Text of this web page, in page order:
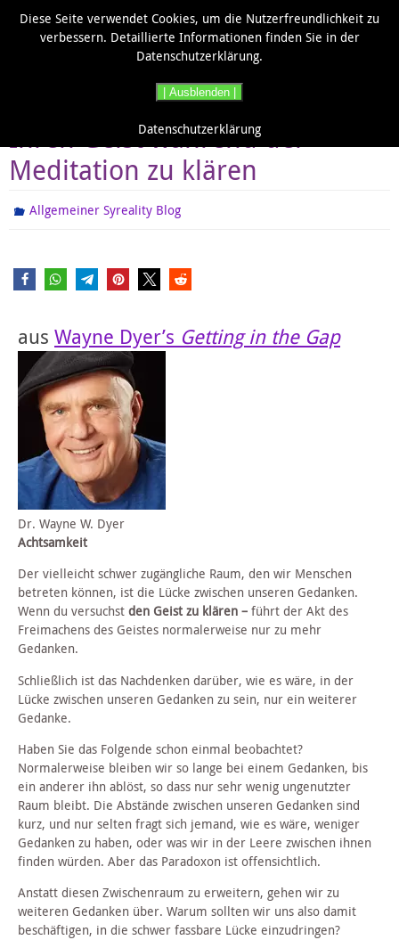
4 kraftvolle Gewohnheiten, um
Ihren Geist während der
Meditation zu klären
Allgemeiner Syreality Blog
aus Wayne Dyer’s Getting in the Gap
Dr. Wayne W. Dyer
Achtsamkeit
Der vielleicht schwer zugängliche Raum, den wir Menschen
betreten können, ist die Lücke zwischen unseren Gedanken.
Wenn du versuchst den Geist zu klären – führt der Akt des
Freimachens des Geistes normalerweise nur zu mehr
Gedanken.
Schließlich ist das Nachdenken darüber, wie es wäre, in der
Lücke zwischen unseren Gedanken zu sein, nur ein weiterer
Gedanke.
Haben Sie das Folgende schon einmal beobachtet?
Normalerweise bleiben wir so lange bei einem Gedanken, bis
ein anderer ihn ablöst, so dass nur sehr wenig ungenutzter
Raum bleibt. Die Abstände zwischen unseren Gedanken sind
kurz, und nur selten fragt sich jemand, wie es wäre, weniger
Gedanken zu haben, oder was wir in der Leere zwischen ihnen
finden würden. Aber das Paradoxon ist offensichtlich.
Anstatt diesen Zwischenraum zu erweitern, gehen wir zu
weiteren Gedanken über. Warum sollten wir uns also damit
beschäftigen, in die schwer fassbare Lücke einzudringen?
Diese Seite verwendet Cookies, um die Nutzerfreundlichkeit zu
verbessern. Detaillierte Informationen finden Sie in der
Datenschutzerklärung.
Datenschutzerklärung